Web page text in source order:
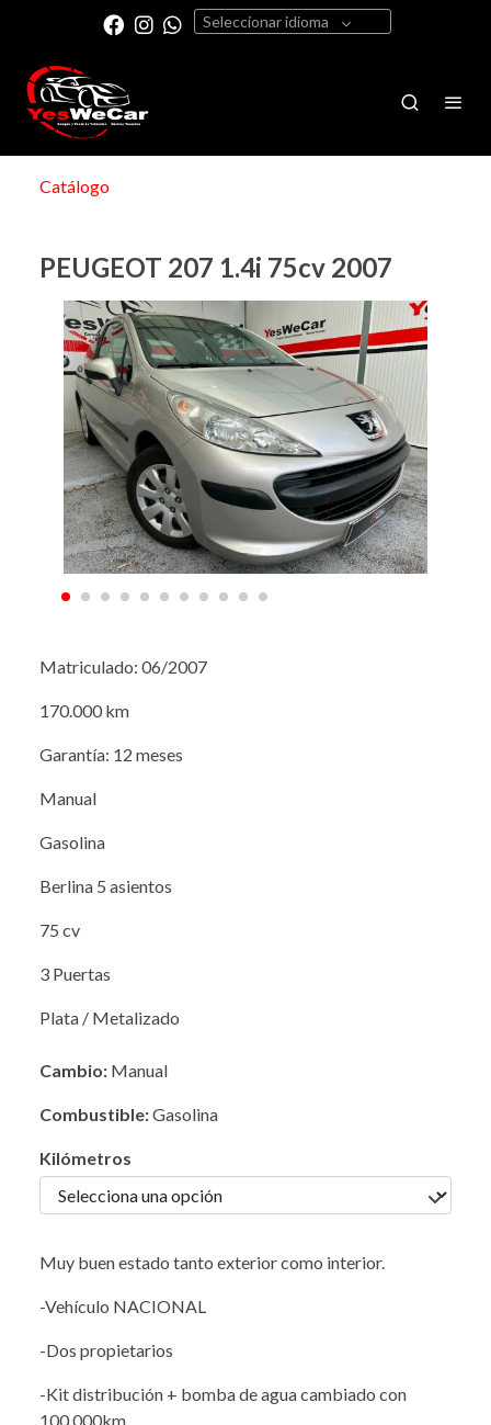
Seleccionar idioma
Catálogo
PEUGEOT 207 1.4i 75cv 2007
Matriculado: 06/2007
170.000 km
Garantía: 12 meses
Manual
Gasolina
Berlina 5 asientos
75 cv
3 Puertas
Plata / Metalizado
Cambio: Manual
Combustible:Gasolina
Kilómetros
Muy buen estado tanto exterior como interior.
-Vehículo NACIONAL
-Dos propietarios
-Kit distribución + bomba de agua cambiado con
100.000km